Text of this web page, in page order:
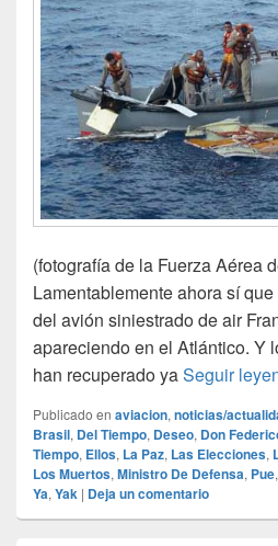
(fotografía de la Fuerza Aérea
Lamentablemente ahora sí
del avión siniestrado de air
apareciendo en el Atlántico. Y
han recuperado yaSeguir
Publicado en aviacion, noticias/
Brasil, Del Tiempo, Deseo, Don
Tiempo, Ellos, La Paz, Las Elecciones,
Los Muertos, Ministro De Defensa, Pue,
Ya, Yak | Deja un comentario